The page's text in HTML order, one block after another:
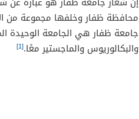
محافظة ظفار وخلفها مجموعة من
جامعة ظفار هي الجامعة الوحيدة
والبكالوريوس والماجستير معًا.[1]